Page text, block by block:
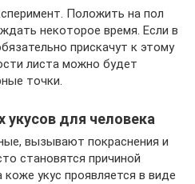
Положить на пол
некоторое время. Если в
прискачут к этому
листа можно будет
точки.
для человека
вызывают покраснения и
становятся причиной
коже укус проявляется в виде